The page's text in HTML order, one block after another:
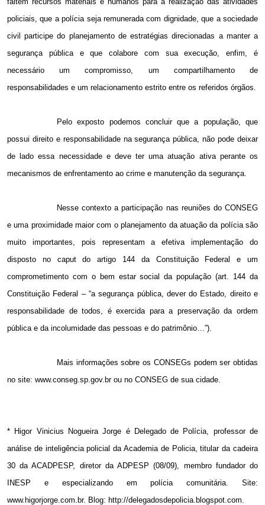
policiais, que a polícia seja remunerada com dignidade, que a sociedade
civil participe do planejamento de estratégias direcionadas a manter a
segurança pública e que colabore com sua execução, enfim, é
necessário um compromisso, um compartilhamento de
responsabilidades e um relacionamento estrito entre os referidos órgãos.
Pelo exposto podemos concluir que a população, que
possui direito e responsabilidade na segurança pública, não pode deixar
de lado essa necessidade e deve ter uma atuação ativa perante os
mecanismos de enfrentamento ao crime e manutenção da segurança.
Nesse contexto a participação nas reuniões do CONSEG
e uma proximidade maior com o planejamento da atuação da polícia são
muito importantes, pois representam a efetiva implementação do
disposto no caput do artigo 144 da Constituição Federal e um
comprometimento com o bem estar social da população (art. 144 da
Constituição Federal – “a segurança pública, dever do Estado, direito e
responsabilidade de todos, é exercida para a preservação da ordem
pública e da incolumidade das pessoas e do patrimônio…”).
Mais informações sobre os CONSEGs podem ser obtidas
no site: www.conseg.sp.gov.br ou no CONSEG de sua cidade.
* Higor Vinicius Nogueira Jorge é Delegado de Polícia, professor de
análise de inteligência policial da Academia de Policia, titular da cadeira
30 da ACADPESP, diretor da ADPESP (08/09), membro fundador do
INESP e especializando em polícia comunitária. Site:
www.higorjorge.com.br. Blog: http://delegadosdepolicia.blogspot.com.